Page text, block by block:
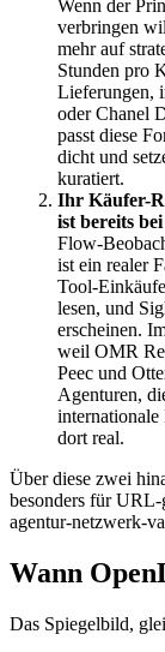
Wenn der
verbringen
mehr auf
Stunden pro
Lieferungen,
oder Chanel
passt diese
dicht und
kuratiert.
Ihr Käufer-
ist bereits
Flow-
ist ein realer
Tool-
lesen, und
erscheinen.
weil OMR
Peec und
Agenturen,
dort real.
Über diese zwei
besonders für URL-
agentur-netzwerk-
Wann
Das Spiegelbild,